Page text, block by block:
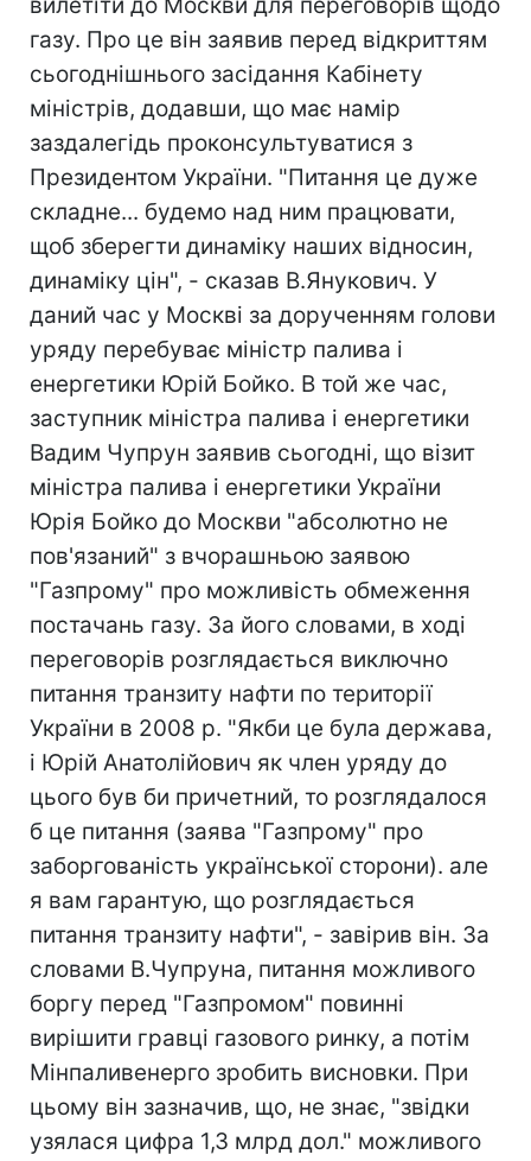
газу. Про це він заявив перед відкриттям
сьогоднішнього засідання Кабінету
міністрів, додавши, що має намір
заздалегідь проконсультуватися з
Президентом України. "Питання це дуже
складне... будемо над ним працювати,
щоб зберегти динаміку наших відносин,
динаміку цін", - сказав В.Янукович. У
даний час у Москві за дорученням голови
уряду перебуває міністр палива і
енергетики Юрій Бойко. В той же час,
заступник міністра палива і енергетики
Вадим Чупрун заявив сьогодні, що візит
міністра палива і енергетики України
Юрія Бойко до Москви "абсолютно не
пов'язаний" з вчорашньою заявою
"Газпрому" про можливість обмеження
постачань газу. За його словами, в ході
переговорів розглядається виключно
питання транзиту нафти по території
України в 2008 р. "Якби це була держава,
і Юрій Анатолійович як член уряду до
цього був би причетний, то розглядалося
б це питання (заява "Газпрому" про
заборгованість української сторони). але
я вам гарантую, що розглядається
питання транзиту нафти", - завірив він. За
словами В.Чупруна, питання можливого
боргу перед "Газпромом" повинні
вирішити гравці газового ринку, а потім
Мінпаливенерго зробить висновки. При
цьому він зазначив, що, не знає, "звідки
узялася цифра 1,3 млрд дол." можливого